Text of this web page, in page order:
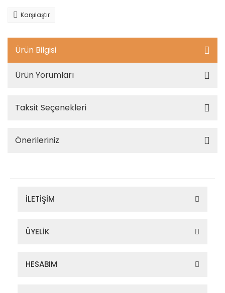
Karşılaştır
Ürün Bilgisi
Ürün Yorumları
Taksit Seçenekleri
Önerileriniz
İLETİŞİM
ÜYELİK
HESABIM